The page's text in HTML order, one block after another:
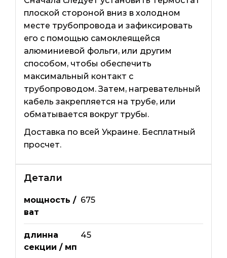
плоской стороной вниз в холодном
месте трубопровода и зафиксировать
его с помощью самоклеящейся
алюминиевой фольги, или другим
способом, чтобы обеспечить
максимальный контакт с
трубопроводом. Затем, нагревательный
кабель закрепляется на трубе, или
обматывается вокруг трубы.
Доставка по всей Украине. Бесплатный
просчет.
Детали
мощность /
ват
675
длинна
секции / мп
45